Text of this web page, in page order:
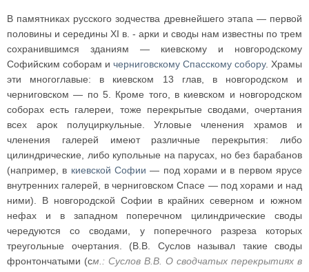
В памятниках русского зодчества древнейшего этапа — первой
половины и середины XI в. - арки и своды нам известны по трем
сохранившимся зданиям — киевскому и новгородскому
Софийским соборам и черниговскому Спасскому собору. Храмы
эти многоглавые: в киевском 13 глав, в новгородском и
черниговском — по 5. Кроме того, в киевском и новгородском
соборах есть галереи, тоже перекрытые сводами, очертания
всех арок полуциркульные. Угловые членения храмов и
членения галерей имеют различные перекрытия: либо
цилиндрические, либо купольные на парусах, но без барабанов
(например, в киевской Софии— под хорами и в первом ярусе
внутренних галерей, в черниговском Спасе — под хорами и над
ними). В новгородской Софии в крайних северном и южном
нефах и в западном поперечном цилиндрические своды
чередуются со сводами, у поперечного разреза которых
треугольные очертания. (В.В. Суслов называл такие своды
фронтончатыми (см.: Суслов В.В. О сводчатых перекрытиях в